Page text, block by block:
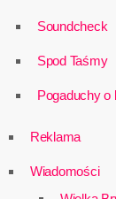
Soundcheck
Spod Taśmy
Pogaduchy o
Reklama
Wiadomości